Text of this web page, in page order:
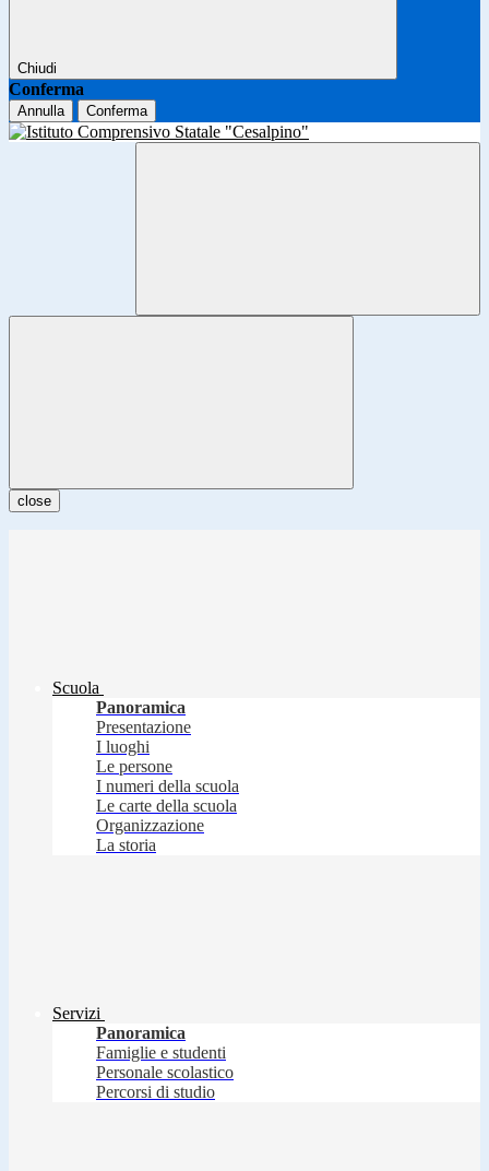
Chiudi
Conferma
Annulla Conferma
close
Scuola
Panoramica
Presentazione
I luoghi
Le persone
I numeri della scuola
Le carte della scuola
Organizzazione
La storia
Servizi
Panoramica
Famiglie e studenti
Personale scolastico
Percorsi di studio